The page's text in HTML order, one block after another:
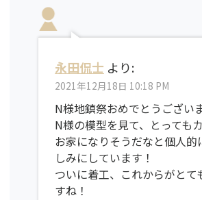
永田侃士 より:
2021年12月18日 10:18 PM
N様地鎮祭おめでとうござい
N様の模型を見て、とっても
お家になりそうだなと個人的
しみにしています！
ついに着工、これからがとて
すね！